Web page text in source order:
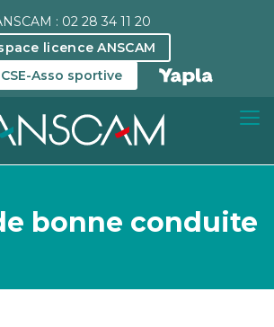
: 02 28 34 11 20
licence ANSCAM
Asso sportive
bonne conduite